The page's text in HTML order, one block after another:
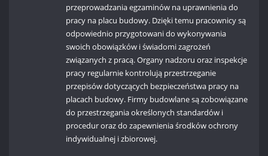
przeprowadzania egzaminów na uprawnienia do
pracy na placu budowy. Dzięki temu pracownicy są
odpowiednio przygotowani do wykonywania
swoich obowiązków i świadomi zagrożeń
związanych z pracą. Organy nadzoru oraz inspekcje
pracy regularnie kontrolują przestrzeganie
przepisów dotyczących bezpieczeństwa pracy na
placach budowy. Firmy budowlane są zobowiązane
do przestrzegania określonych standardów i
procedur oraz do zapewnienia środków ochrony
indywidualnej i zbiorowej.